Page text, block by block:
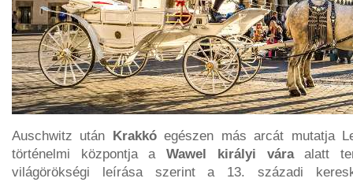
Auschwitz után Krakkóegészen más arcát mutatja
történelmi központja aWawel királyi váraalatt
világörökségi leírása szerint a 13. századi